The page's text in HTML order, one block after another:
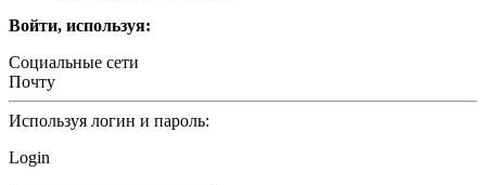
Войти, используя:
Социальные сети
Почту
Используя логин и пароль:
Login